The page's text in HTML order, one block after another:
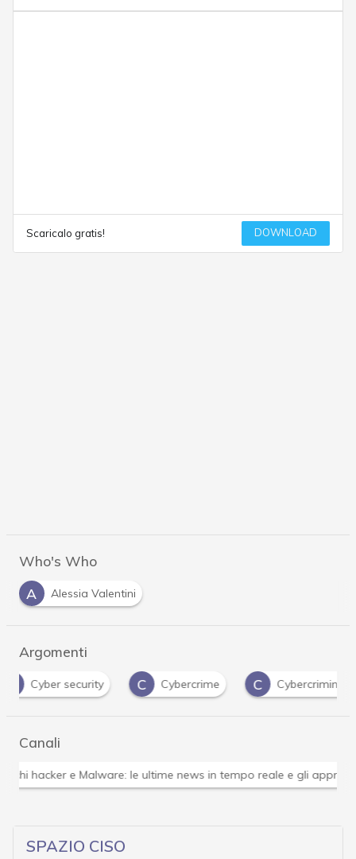
Scaricalo gratis! DOWNLOAD
Who's Who
A
Alessia Valentini
Argomenti
C
Cybercrime C Cybercriminali D Data
Canali
Soluzioni aziendali The Outlook
SPAZIO CISO